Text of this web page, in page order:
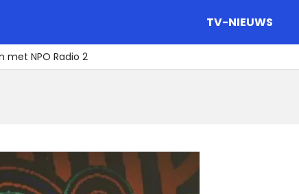
TV-NIEUWS
met NPO Radio 2